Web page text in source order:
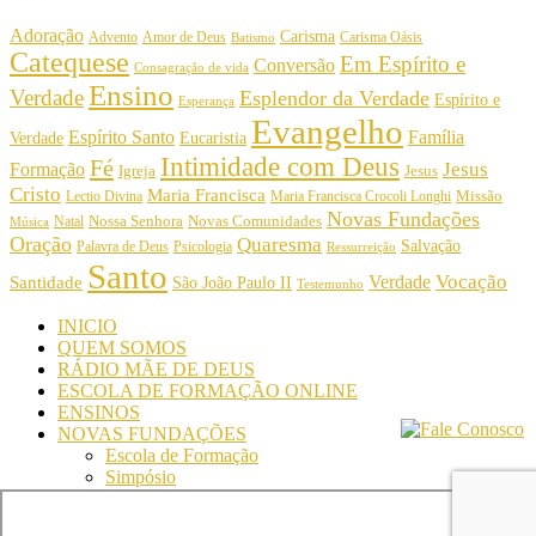
Adoração Advento Amor de Deus Batismo Carisma Carisma Oásis
Catequese Consagração de vida Conversão Em Espírito e
VerdadeEnsino Esperança Esplendor da Verdade Espírito e
Verdade Espírito Santo Eucaristia Evangelho Família
Formação Fé Igreja Intimidade com Deus Jesus Jesus
Cristo Lectio Divina Maria Francisca Maria Francisca Crocoli Longhi Missão
Música Natal Nossa Senhora Novas Comunidades Novas Fundações
Oração Palavra de Deus Psicologia Quaresma Ressurreição Salvação
Santidade Santo São João Paulo II Testemunho Verdade Vocação
INICIO
QUEM SOMOS
RÁDIO MÃE DE DEUS
ESCOLA DE FORMAÇÃO ONLINE
ENSINOS
NOVAS FUNDAÇÕES
Escola de Formação
Simpósio